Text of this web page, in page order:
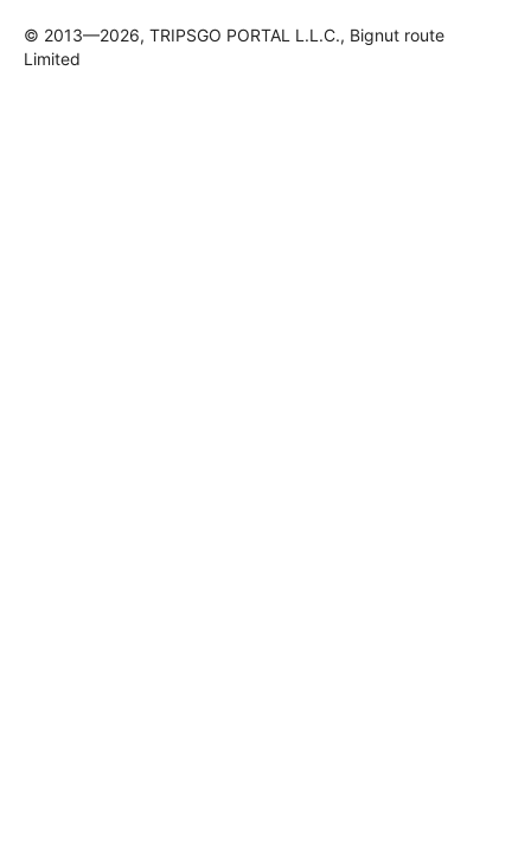
© 2013—2026, TRIPSGO PORTAL L.L.C., Bignut route
Limited